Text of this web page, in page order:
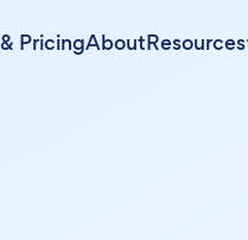
PricingAboutResources